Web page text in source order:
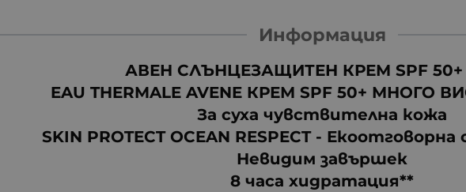
Информация
АВЕН СЛЪНЦЕЗАЩИТЕН КРЕМ SPF 50+
EAU THERMALE AVENE КРЕМ SPF 50+ МНОГО
За суха чувствителна кожа
SKIN PROTECT OCEAN RESPECT -
Невидим завършек
8 часа хидратация**